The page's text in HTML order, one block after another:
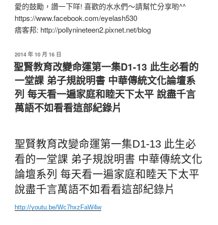
愛的鼓勵，讚一下咩! 喜歡的水水們～請幫忙分享喲^^
https://www.facebook.com/eyelash530
痞客邦: http://pollynineteen2.pixnet.net/blog
發
佈
於
2014 年 10 月 16 日
聖賢教育改變命運第一集D1-13 此生必看的
一堂課 弟子規說明書 中華傳統文化論壇系
列 每天看一遍家庭和睦天下太平 說盡千言
萬語不如看看這部紀錄片
聖賢教育改變命運第一集D1-13 此生必
看的一堂課 弟子規說明書 中華傳統文化
論壇系列 每天看一遍家庭和睦天下太平
說盡千言萬語不如看看這部紀錄片
http://youtu.be/Wc7hxzFaW4w